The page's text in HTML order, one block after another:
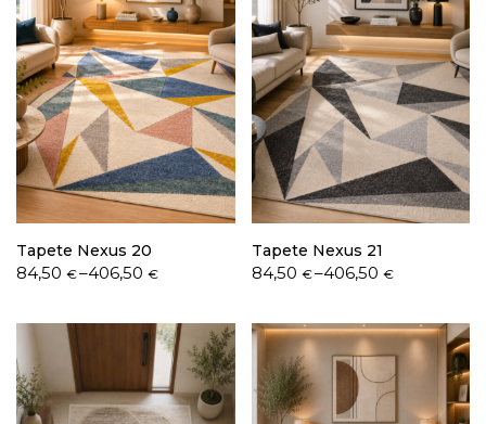
Tapete Nexus 20
84,50 €–406,50€
Price
through
406,50 €
Tapete Nexus 21
84,50 €–406,50 €
Price
through
406,50 €